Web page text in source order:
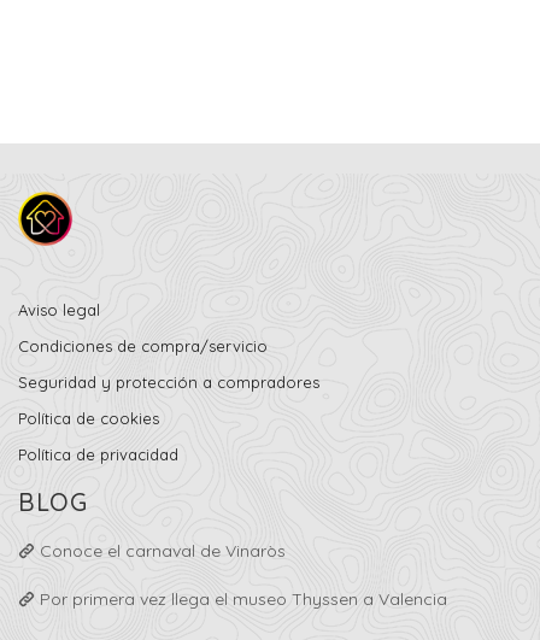
Aviso legal
Condiciones de compra/servicio
Seguridad y protección a compradores
Política de cookies
Política de privacidad
BLOG
Conoce el carnaval de Vinaròs
Por primera vez llega el museo Thyssen a Valencia